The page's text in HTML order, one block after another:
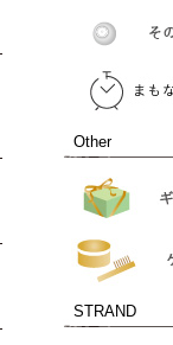
Other
STRAND